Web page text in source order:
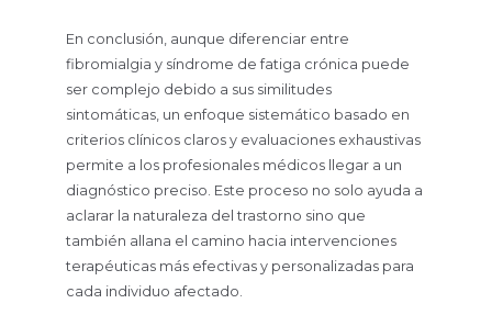
En conclusión, aunque diferenciar entre
fibromialgia y síndrome de fatiga crónica puede
ser complejo debido a sus similitudes
sintomáticas, un enfoque sistemático basado en
criterios clínicos claros y evaluaciones exhaustivas
permite a los profesionales médicos llegar a un
diagnóstico preciso. Este proceso no solo ayuda a
aclarar la naturaleza del trastorno sino que
también allana el camino hacia intervenciones
terapéuticas más efectivas y personalizadas para
cada individuo afectado.